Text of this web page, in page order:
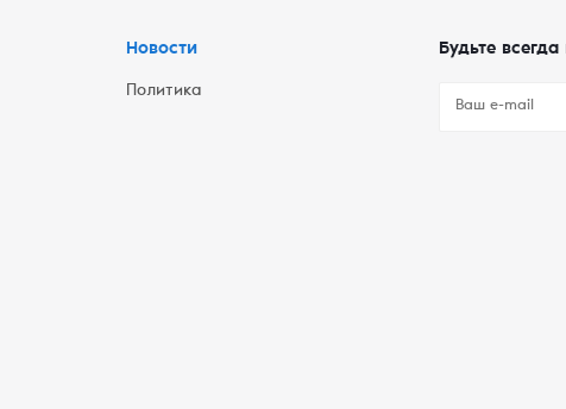
Новости
Политика
Будьте всегда